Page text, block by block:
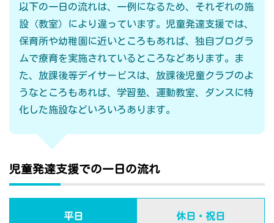
以下の一日の流れは、一例になるため、それぞれの施
設（教室）により違っています。児童発達支援では、
保育所や幼稚園に近いところもあれば、独自プログラ
ムで療育を実施されているところなどあります。ま
た、放課後等デイサービスは、放課後児童クラブのよ
うなところもあれば、学習塾、運動教室、ダンスに特
化した施設などいろいろあります。
児童発達支援での一日の流れ
平日 休日・祝日